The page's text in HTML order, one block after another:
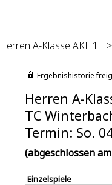
Herren A-Klasse AKL 1 >
Ergebnishistorie
Herren A-
TC
Termin: So.
(abgeschlossen
Einzelspiele